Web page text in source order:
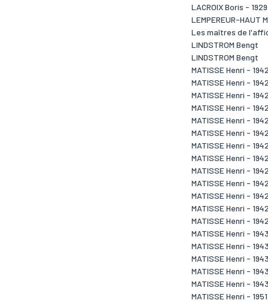
LACROIX Boris - 1929
LEMPEREUR-HAUT
Les maîtres de
LINDSTROM Bengt
LINDSTROM Bengt
MATISSE Henri -
MATISSE Henri -
MATISSE Henri -
MATISSE Henri -
MATISSE Henri -
MATISSE Henri -
MATISSE Henri -
MATISSE Henri -
MATISSE Henri -
MATISSE Henri -
MATISSE Henri -
MATISSE Henri -
MATISSE Henri -
MATISSE Henri -
MATISSE Henri -
MATISSE Henri -
MATISSE Henri -
MATISSE Henri -
MATISSE Henri - 1951